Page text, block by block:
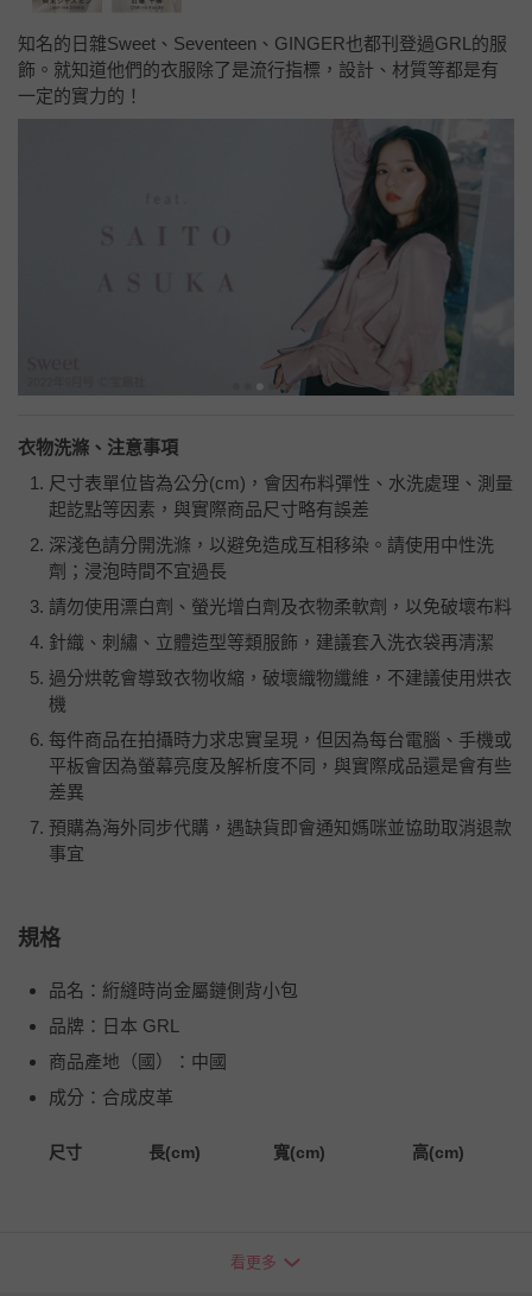
知名的日雜Sweet、Seventeen、GINGER也都刊登過GRL的服
飾。就知道他們的衣服除了是流行指標，設計、材質等都是有
一定的實力的！
衣物洗滌、注意事項
尺寸表單位皆為公分(cm) ，會因布料彈性、水洗處理、測量
起訖點等因素，與實際商品尺寸略有誤差
深淺色請分開洗滌，以避免造成互相移染。請使用中性洗
劑；浸泡時間不宜過長
請勿使用漂白劑、螢光增白劑及衣物柔軟劑，以免破壞布料
針織、刺繡、立體造型等類服飾，建議套入洗衣袋再清潔
過分烘乾會導致衣物收縮，破壞織物纖維，不建議使用烘衣
機
每件商品在拍攝時力求忠實呈現，但因為每台電腦、手機或
平板會因為螢幕亮度及解析度不同，與實際成品還是會有些
差異
預購為海外同步代購，遇缺貨即會通知媽咪並協助取消退款
事宜
規格
品名：絎縫時尚金屬鏈側背小包
品牌：日本 GRL
商品產地（國）：中國
成分：合成皮革
尺寸 長(cm) 寬(cm) 高(cm)
看更多